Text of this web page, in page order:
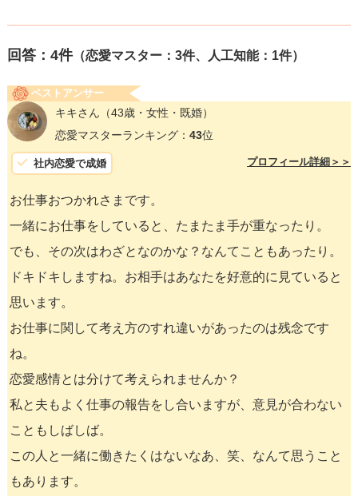
回答： 4件（恋愛マスター：3件、人工知能：1件）
ベストアンサー
キキさん （43歳・女性・既婚）
恋愛マスターランキング： 43位
社内恋愛で成婚 プロフィール詳細＞＞
お仕事おつかれさまです。
一緒にお仕事をしていると、たまたま手が重なったり。
でも、その次はわざとなのかな？なんてこともあったり。
ドキドキしますね。お相手はあなたを好意的に見ていると
思います。
お仕事に関して考え方のすれ違いがあったのは残念です
ね。
恋愛感情とは分けて考えられませんか？
私と夫もよく仕事の報告をし合いますが、意見が合わない
こともしばしば。
この人と一緒に働きたくはないなあ、笑、なんて思うこと
もあります。